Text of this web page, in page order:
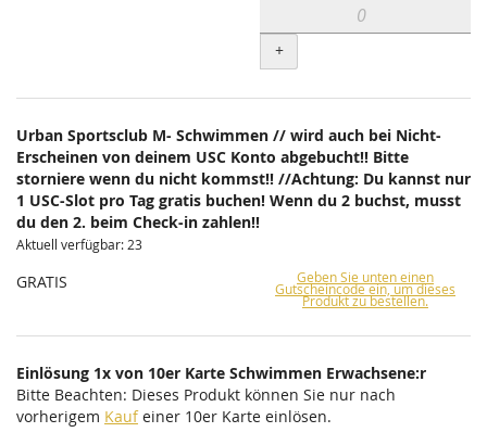
+
Urban Sportsclub M- Schwimmen // wird auch bei Nicht-
Erscheinen von deinem USC Konto abgebucht!! Bitte
storniere wenn du nicht kommst!! //Achtung: Du kannst nur
1 USC-Slot pro Tag gratis buchen! Wenn du 2 buchst, musst
du den 2. beim Check-in zahlen!!
Aktuell verfügbar: 23
GRATIS Geben Sie unten einen
Gutscheincode ein, um dieses
Produkt zu bestellen.
Einlösung 1x von 10er Karte Schwimmen Erwachsene:r
Bitte Beachten: Dieses Produkt können Sie nur nach
vorherigem Kaufeiner 10er Karte einlösen.